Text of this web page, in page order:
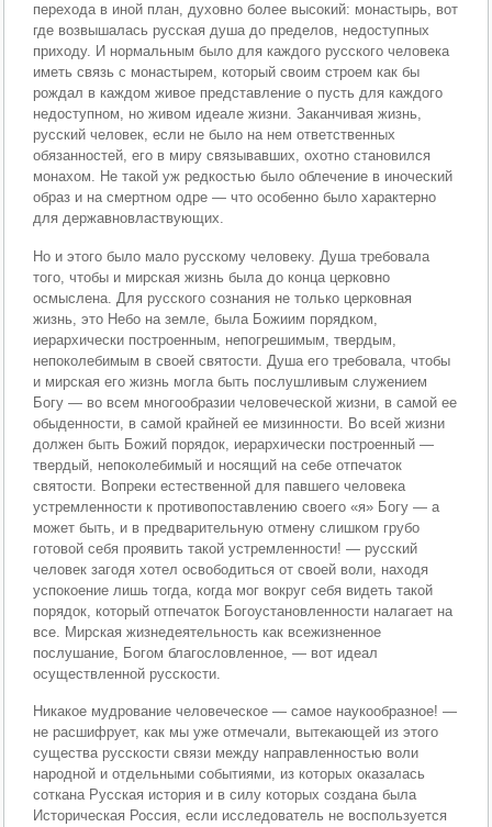
перехода в иной план, духовно более высокий: монастырь, вот
где возвышалась русская душа до пределов, недоступных
приходу. И нормальным было для каждого русского человека
иметь связь с монастырем, который своим строем как бы
рождал в каждом живое представление о пусть для каждого
недоступном, но живом идеале жизни. Заканчивая жизнь,
русский человек, если не было на нем ответственных
обязанностей, его в миру связывавших, охотно становился
монахом. Не такой уж редкостью было облечение в иноческий
образ и на смертном одре — что особенно было характерно
для державновластвующих.
Но и этого было мало русскому человеку. Душа требовала
того, чтобы и мирская жизнь была до конца церковно
осмыслена. Для русского сознания не только церковная
жизнь, это Небо на земле, была Божиим порядком,
иерархически построенным, непогрешимым, твердым,
непоколебимым в своей святости. Душа его требовала, чтобы
и мирская его жизнь могла быть послушливым служением
Богу — во всем многообразии человеческой жизни, в самой ее
обыденности, в самой крайней ее мизинности. Во всей жизни
должен быть Божий порядок, иерархически построенный —
твердый, непоколебимый и носящий на себе отпечаток
святости. Вопреки естественной для павшего человека
устремленности к противопоставлению своего «я» Богу — а
может быть, и в предварительную отмену слишком грубо
готовой себя проявить такой устремленности! — русский
человек загодя хотел освободиться от своей воли, находя
успокоение лишь тогда, когда мог вокруг себя видеть такой
порядок, который отпечаток Богоустановленности налагает на
все. Мирская жизнедеятельность как всежизненное
послушание, Богом благословленное, — вот идеал
осуществленной русскости.
Никакое мудрование человеческое — самое наукообразное! —
не расшифрует, как мы уже отмечали, вытекающей из этого
существа русскости связи между направленностью воли
народной и отдельными событиями, из которых оказалась
соткана Русская история и в силу которых создана была
Историческая Россия, если исследователь не воспользуется